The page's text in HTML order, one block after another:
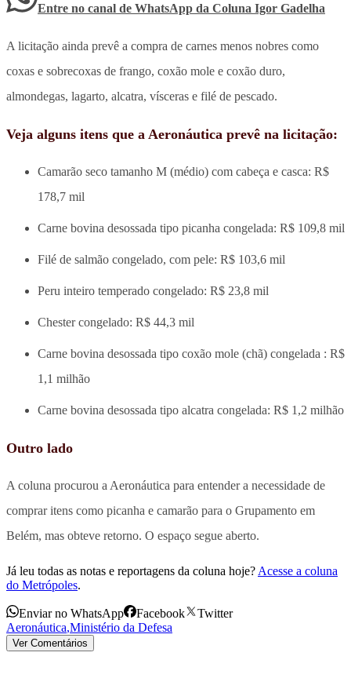
Entre no canal de WhatsApp da Coluna Igor Gadelha
A licitação ainda prevê a compra de carnes menos nobres como
coxas e sobrecoxas de frango, coxão mole e coxão duro,
almondegas, lagarto, alcatra, vísceras e filé de pescado.
Veja alguns itens que a Aeronáutica prevê na licitação:
Camarão seco tamanho M (médio) com cabeça e casca: R$
178,7 mil
Carne bovina desossada tipo picanha congelada: R$ 109,8 mil
Filé de salmão congelado, com pele: R$ 103,6 mil
Peru inteiro temperado congelado: R$ 23,8 mil
Chester congelado: R$ 44,3 mil
Carne bovina desossada tipo coxão mole (chã) congelada : R$
1,1 milhão
Carne bovina desossada tipo alcatra congelada: R$ 1,2 milhão
Outro lado
A coluna procurou a Aeronáutica para entender a necessidade de
comprar itens como picanha e camarão para o Grupamento em
Belém, mas obteve retorno. O espaço segue aberto.
Já leu todas as notas e reportagens da coluna hoje? Acesse a coluna
do Metrópoles.
Enviar no WhatsApp Facebook
Twitter
Aeronáutica,Ministério da Defesa
Ver Comentários